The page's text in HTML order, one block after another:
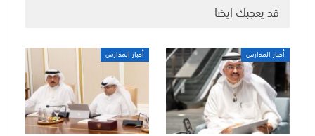
قد يعجبك ايضا
أخبار المدارس أخبار المدارس